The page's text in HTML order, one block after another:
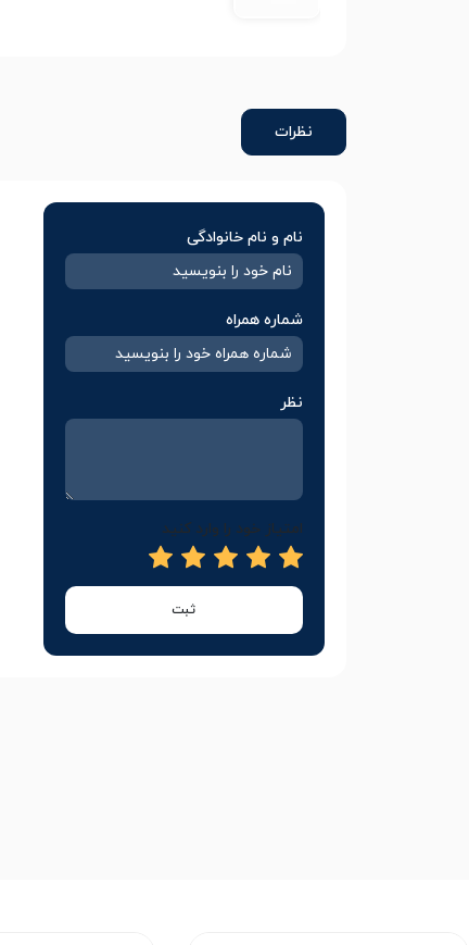
نظرات
نام و نام خانوادگی
شماره همراه
نظر
امتیاز خود را وارد کنید
ثبت